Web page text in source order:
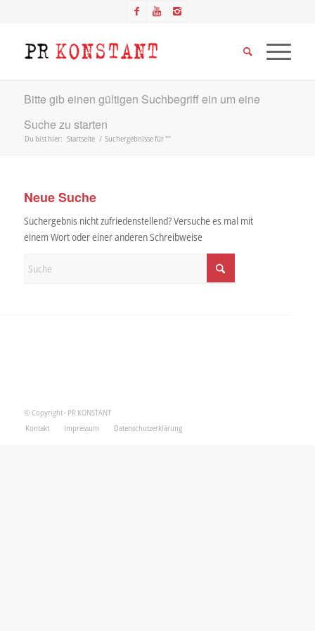
Bitte gib einen gültigen Suchbegriff ein um eine
Suche zu starten
Du bist hier: Startseite / Suchergebnisse für ""
Neue Suche
Suchergebnis nicht zufriedenstellend? Versuche es mal mit
einem Wort oder einer anderen Schreibweise
© Copyright - PR KONSTANT
Kontakt
Impressum Datenschutzerklärung